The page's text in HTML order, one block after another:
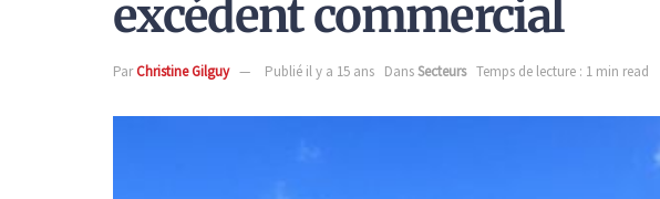
excédent commercial
ParChristine Gilguy Publié il y a 15 ans DansSecteurs Temps de lecture : 1 min read